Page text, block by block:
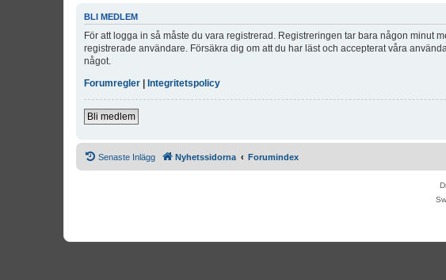
BLI MEDLEM
För att logga in så måste du vara registrerad. Registreringen tar bara någon minut
registrerade användare. Försäkra dig om att du har läst och accepterat våra
något.
Forumregler | Integritetspolicy
Bli medlem
Senaste Inlägg Nyhetssidorna Forumindex